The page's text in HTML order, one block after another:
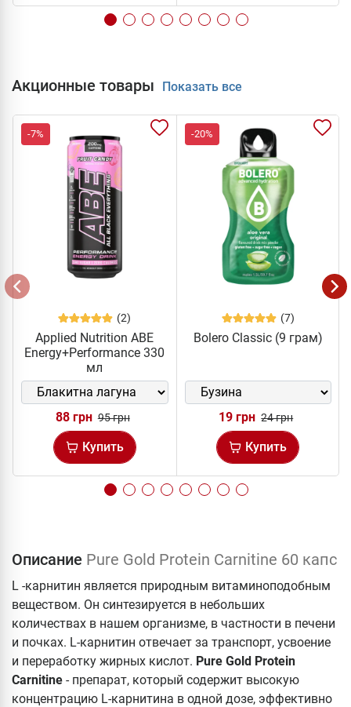
Акционные товары Показать все
-7%
(2)
Applied Nutrition ABE
Energy+Performance 330
мл
88 грн 95 грн
Купить
-20%
(7)
Bolero Classic (9 грам)
19 грн 24 грн
Купить
Описание Pure Gold Protein Carnitine 60 капс
L -карнитин является природным витаминоподобным
веществом. Он синтезируется в небольших
количествах в нашем организме, в частности в печени
и почках. L-карнитин отвечает за транспорт, усвоение
и переработку жирных кислот. Pure Gold Protein
Carnitine - препарат, который содержит высокую
концентрацию L-карнитина в одной дозе, эффективно